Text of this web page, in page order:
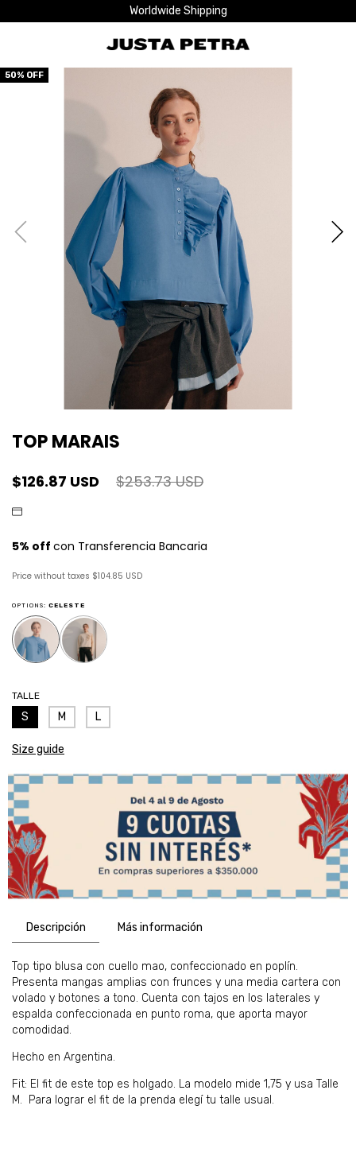
Worldwide Shipping
50% OFF
TOP MARAIS
$126.87 USD $253.73 USD
Price without taxes $104.85 USD
OPTIONS: CELESTE
TALLE
S M L
Size guide
Descripción Más información
Top tipo blusa con cuello mao, confeccionado en poplín.
Presenta mangas amplias con frunces y una media cartera con
volado y botones a tono. Cuenta con tajos en los laterales y
espalda confeccionada en punto roma, que aporta mayor
comodidad.
Hecho en Argentina.
Fit: El fit de este top es holgado. La modelo mide 1,75 y usa Talle
M. Para lograr el fit de la prenda elegí tu talle usual.